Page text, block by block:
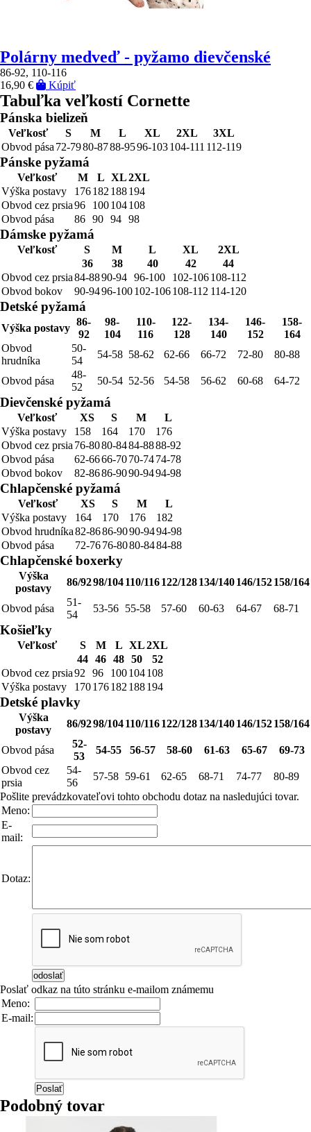
Polárny medveď - pyžamo dievčenské
86-92, 110-116
16,90 €
Kúpiť
Tabuľka veľkostí Cornette
Pánska bielizeň
Veľkosť S M L XL 2XL
3XL
Obvod pása 72-7980-8788-9596-103104-111 112-119
Pánske pyžamá
Veľkosť M L XL2XL
Výška postavy
176182 188194
Obvod cez prsia96 100104108
Obvod pása
86 90 94 98
Dámske pyžamá
Veľkosť S M L XL
2XL
36
38 40 42
44
Obvod cez prsia84-8890-94 96-100 102-106108-112
Obvod bokov
90-9496-100102-106108-112 114-120
Detské pyžamá
Výška postavy
86-
92
98-
104
110-
116
122-
128
134-
140
146-
152
158-
164
Obvod
hrudníka
50-
54
54-58 58-62 62-66 66-72 72-80 80-88
Obvod pása
48-
52
50-54 52-56 54-58 56-62 60-68 64-72
Dievčenské pyžamá
Veľkosť XS S M
L
Výška postavy
158 164 170
176
Obvod cez prsia 76-8080-8484-8888-92
Obvod pása
62-6666-7070-7474-78
Obvod bokov
82-8686-9090-9494-98
Chlapčenské pyžamá
Veľkosť XS S M
L
Výška postavy
164 170 176
182
Obvod hrudníka82-8686-9090-9494-98
Obvod pása
72-7676-8080-8484-88
Chlapčenské boxerky
Výška
postavy
86/9298/104110/116122/128134/140146/152158/164
Obvod pása
51-
54
53-56 55-58 57-60 60-63 64-67 68-71
Košieľky
Veľkosť S M L XL2XL
44 46 48 50
52
Obvod cez prsia92 96 100104108
Výška postavy
170176182 188194
Detské plavky
Výška
postavy
86/9298/104110/116122/128134/140146/152158/164
Obvod pása
52-
53
54-55 56-57 58-60 61-63 65-67
69-73
Obvod cez
prsia
54-
56
57-58 59-61 62-65 68-71 74-77
80-89
Pošlite prevádzkovateľovi tohto obchodu dotaz na nasledujúci tovar.
Meno:
E-
mail:
Dotaz:
Poslať odkaz na túto stránku e-mailom známemu
Meno:
E-mail:
Podobný tovar